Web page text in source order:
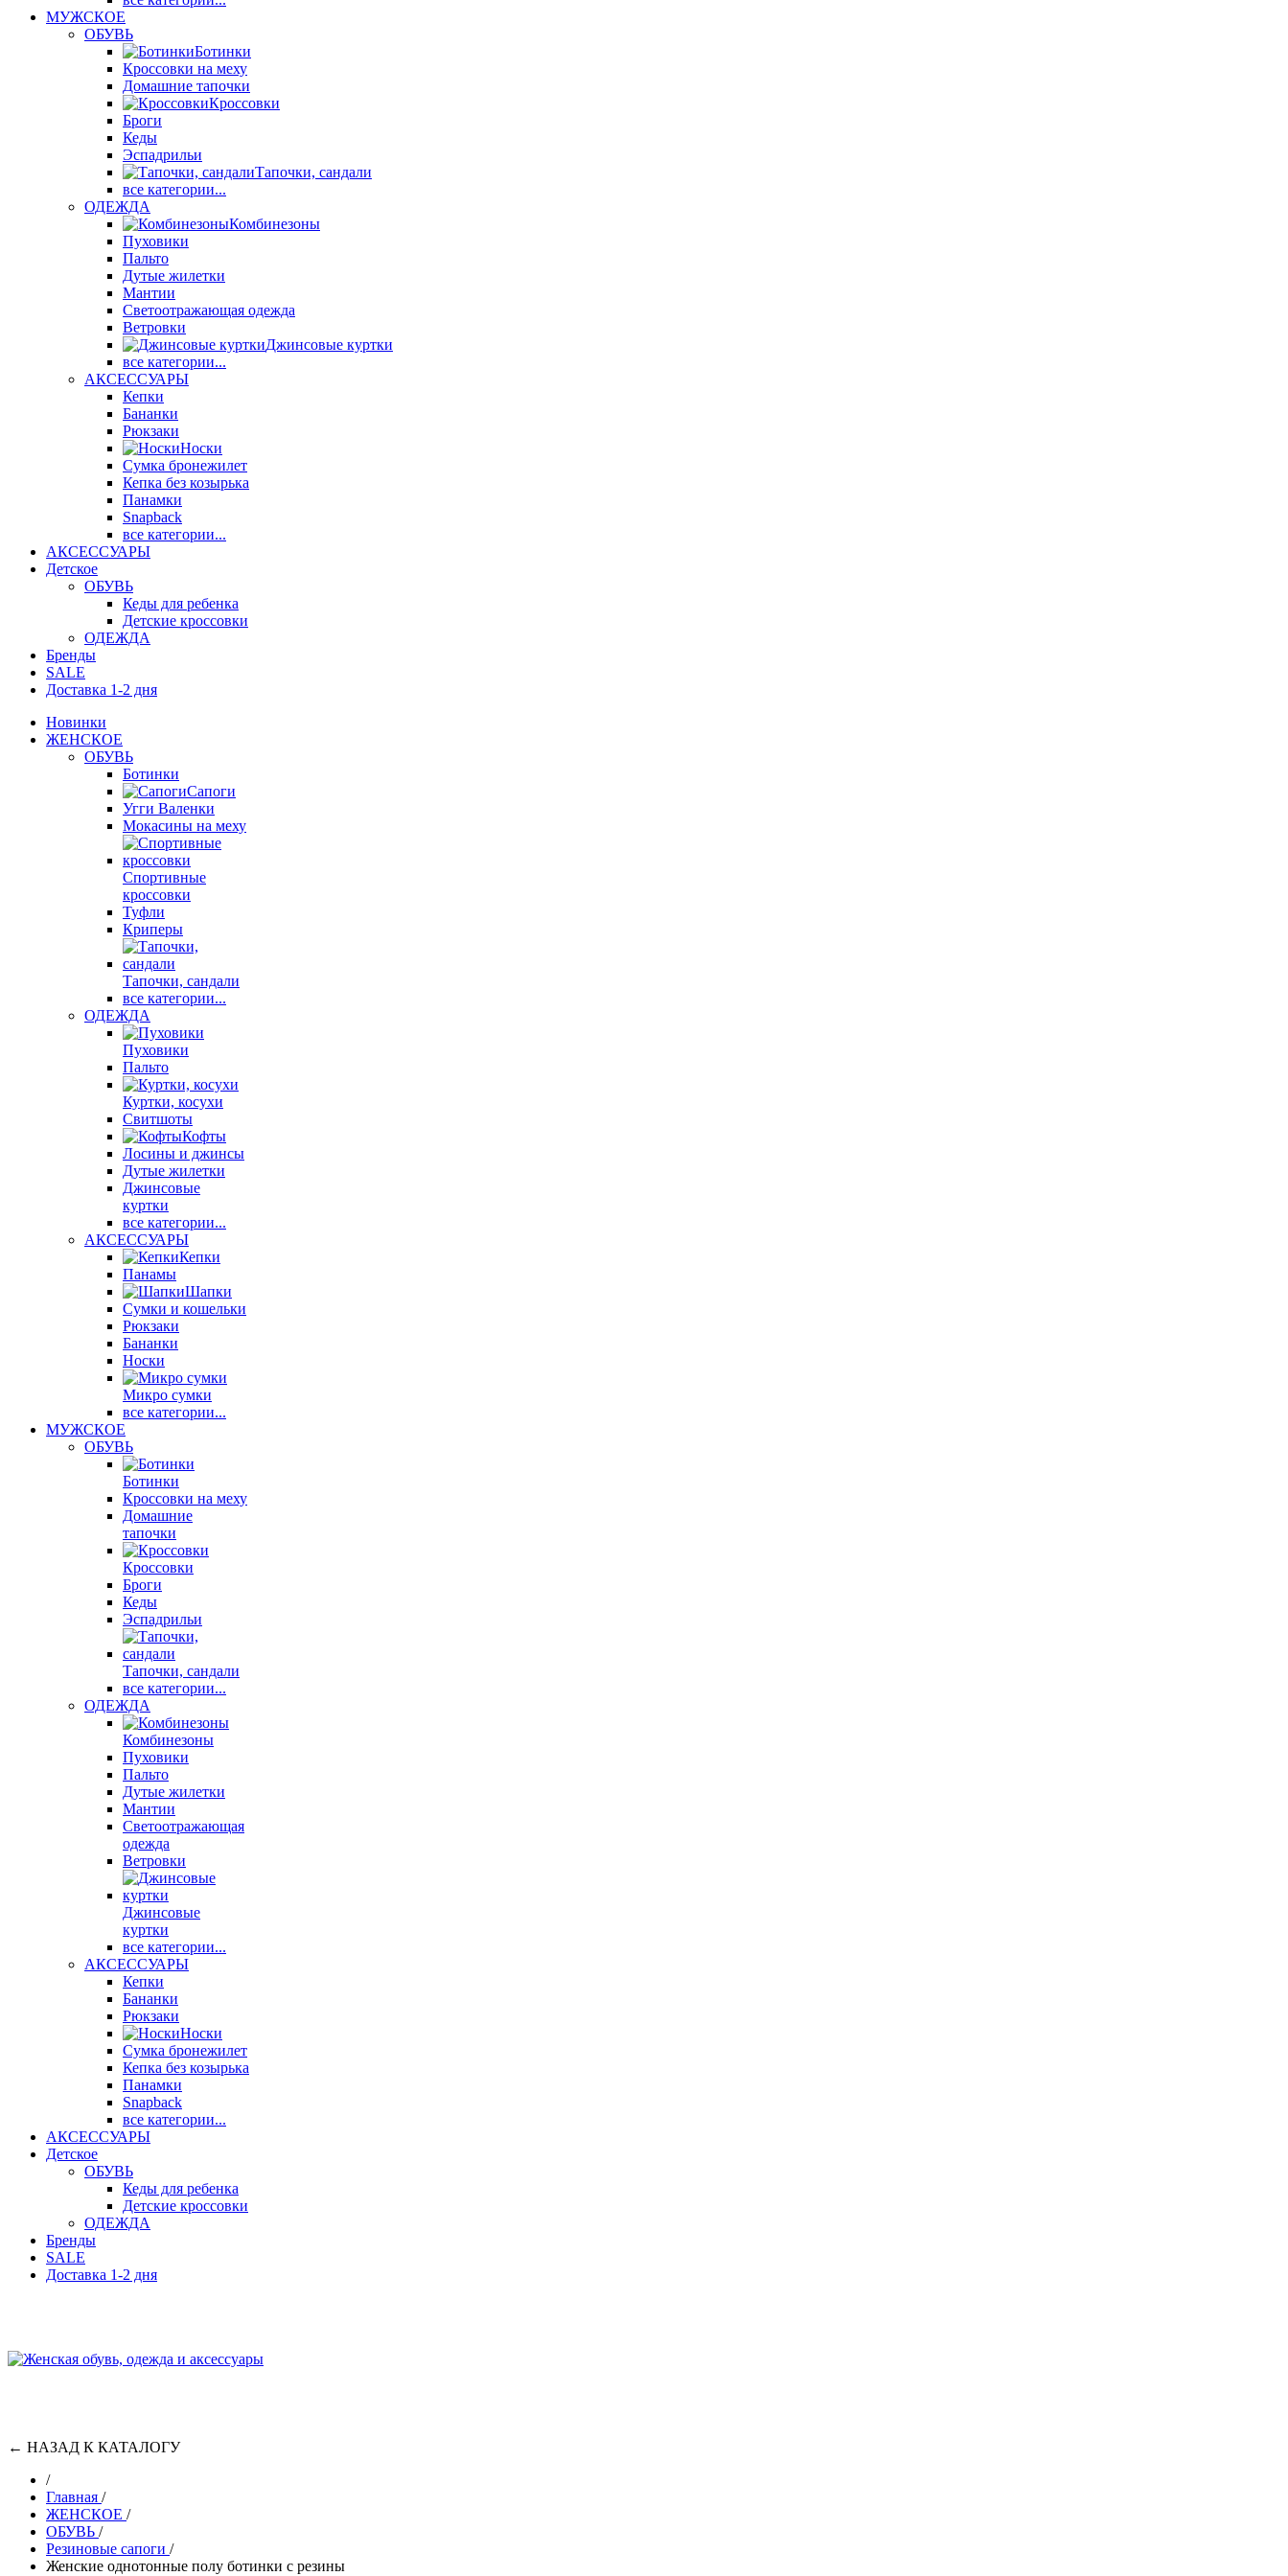
МУЖСКОЕ
ОБУВЬ
Ботинки
Кроссовки на меху
Домашние тапочки
Кроссовки
Броги
Кеды
Эспадрильи
Тапочки, сандали
все категории...
ОДЕЖДА
Комбинезоны
Пуховики
Пальто
Дутые жилетки
Мантии
Светоотражающая одежда
Ветровки
Джинсовые куртки
все категории...
АКСЕССУАРЫ
Кепки
Бананки
Рюкзаки
Носки
Сумка бронежилет
Кепка без козырька
Панамки
Snapback
все категории...
АКСЕССУАРЫ
Детское
ОБУВЬ
Кеды для ребенка
Детские кроссовки
ОДЕЖДА
Бренды
SALE
Доставка 1-2 дня
Новинки
ЖЕНСКОЕ
ОБУВЬ
Ботинки
Сапоги
Угги Валенки
Мокасины на меху
Спортивные
кроссовки
Туфли
Криперы
Тапочки, сандали
все категории...
ОДЕЖДА
Пуховики
Пальто
Куртки, косухи
Свитшоты
Кофты
Лосины и джинсы
Дутые жилетки
Джинсовые
куртки
все категории...
АКСЕССУАРЫ
Кепки
Панамы
Шапки
Сумки и кошельки
Рюкзаки
Бананки
Носки
Микро сумки
все категории...
МУЖСКОЕ
ОБУВЬ
Ботинки
Кроссовки на меху
Домашние
тапочки
Кроссовки
Броги
Кеды
Эспадрильи
Тапочки, сандали
все категории...
ОДЕЖДА
Комбинезоны
Пуховики
Пальто
Дутые жилетки
Мантии
Светоотражающая
одежда
Ветровки
Джинсовые
куртки
все категории...
АКСЕССУАРЫ
Кепки
Бананки
Рюкзаки
Носки
Сумка бронежилет
Кепка без козырька
Панамки
Snapback
все категории...
АКСЕССУАРЫ
Детское
ОБУВЬ
Кеды для ребенка
Детские кроссовки
ОДЕЖДА
Бренды
SALE
Доставка 1-2 дня
← НАЗАД К КАТАЛОГУ
/
Главная /
ЖЕНСКОЕ /
ОБУВЬ /
Резиновые сапоги /
Женские однотонные полу ботинки с резины